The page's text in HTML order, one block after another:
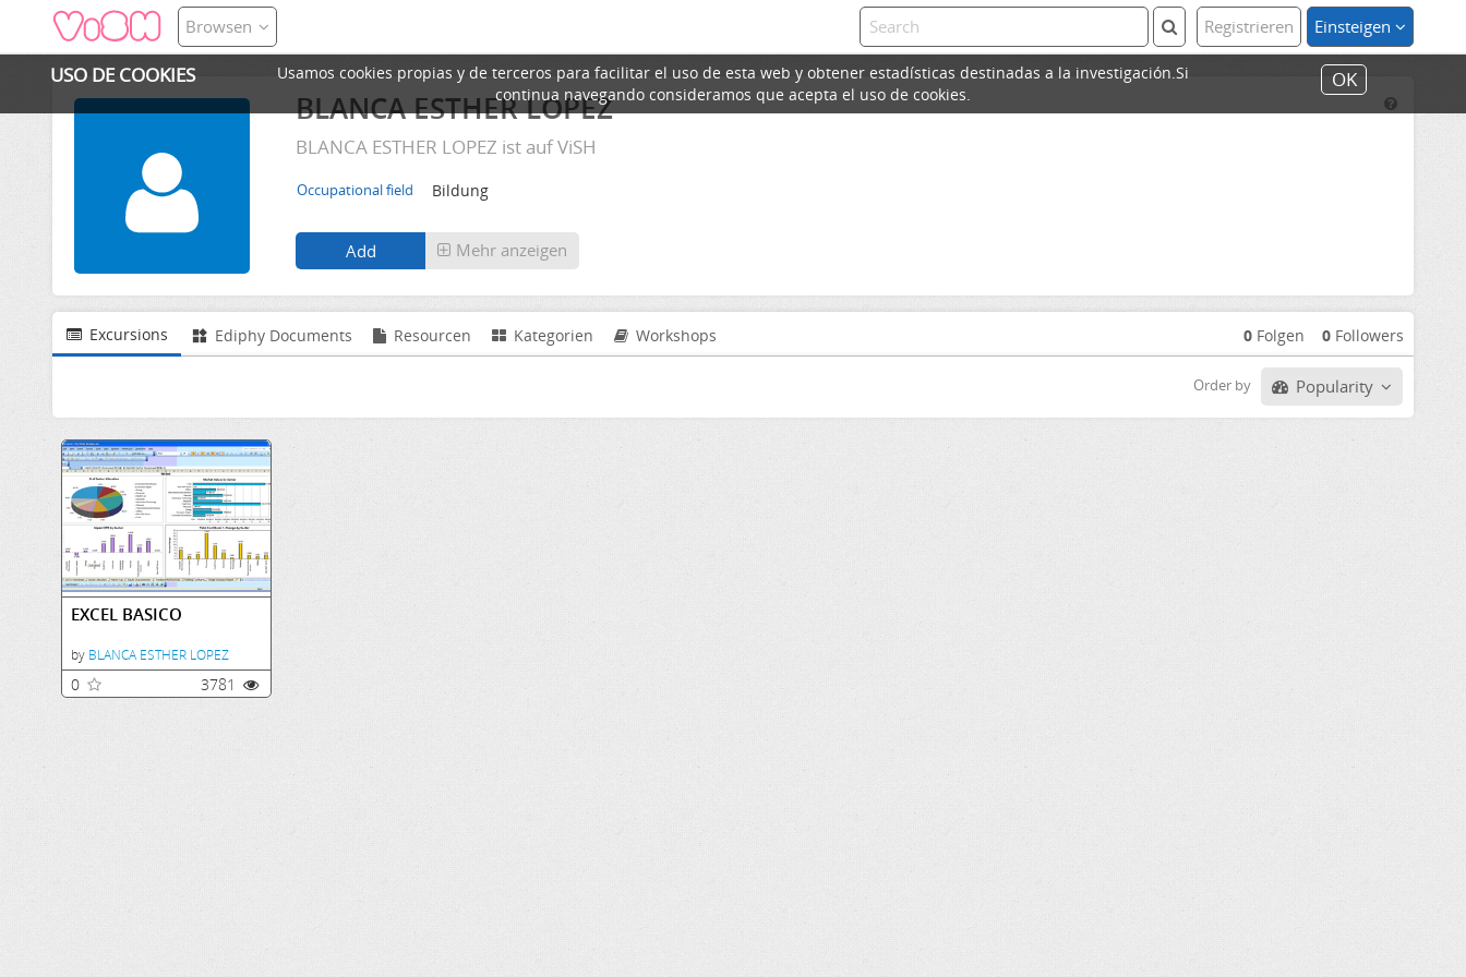
USO DE COOKIES
Usamos cookies propias y de terceros para facilitar el uso de esta web y obtener estadísticas destinadas a la investigación.Si
continua navegando consideramos que acepta el uso de cookies.
OK
Browsen Registrieren Einsteigen
BLANCA ESTHER LOPEZ
BLANCA ESTHER LOPEZ ist auf ViSH
Occupational field Bildung
Mehr anzeigen
Excursions Ediphy Documents Resourcen Kategorien Workshops 0 Followers
0 Folgen
Order by Popularity
EXCEL BASICO
by BLANCA ESTHER LOPEZ
0 3781